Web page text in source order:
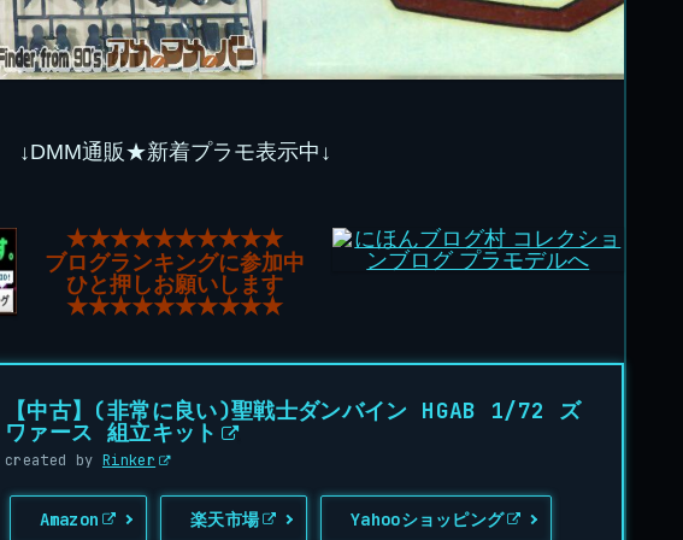
↓DMM通販★新着プラモ表示中↓
★★★★★★★★★★
ブログランキングに参加中
ひと押しお願いします
★★★★★★★★★★
【中古】(非常に良い)聖戦士ダンバイン HGAB 1/72 ズ
ワァース 組立キット
created by Rinker
Amazon 楽天市場 Yahooショッピング